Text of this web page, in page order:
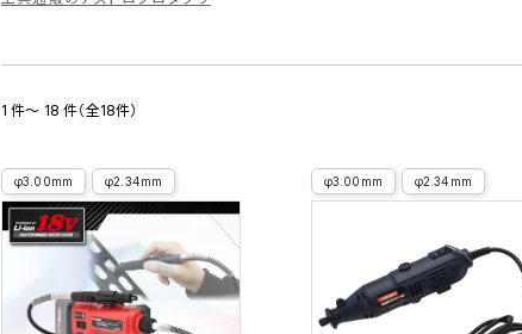
1 件～ 18 件（全18件）
φ3.00mm φ2.34mm φ3.00mm φ2.34mm